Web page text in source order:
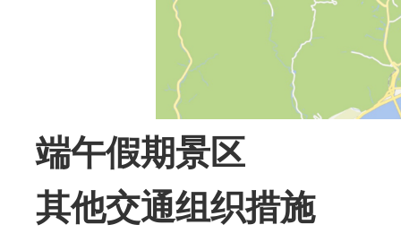
端午假期景区
其他交通组织措施